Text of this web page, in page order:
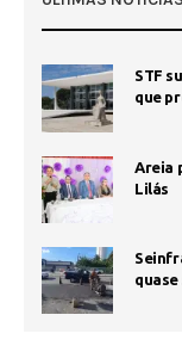
STF
que
Areia
Lilás